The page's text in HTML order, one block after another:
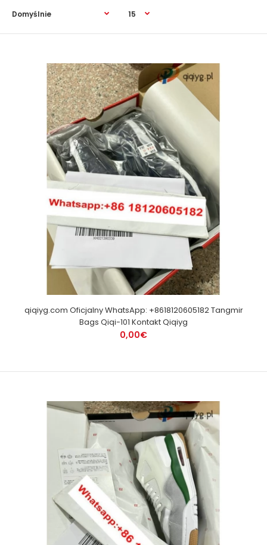
qiqiyg.com Oficjalny WhatsApp: +8618120605182 Tangmir
Bags Qiqi-101 Kontakt Qiqiyg
0,00€